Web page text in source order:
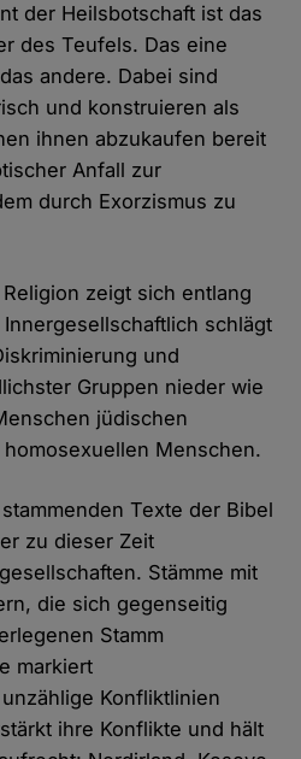
der Heilsbotschaft ist das
des Teufels. Das eine
andere. Dabei sind
und konstruieren als
ihnen abzukaufen bereit
Anfall zur
durch Exorzismus zu
zeigt sich entlang
schlägt
und
Gruppen nieder wie
jüdischen
Menschen.
Texte der Bibel
zu dieser Zeit
Stämme mit
die sich gegenseitig
Stamm
markiert
Konfliktlinien
ihre Konflikte und hält